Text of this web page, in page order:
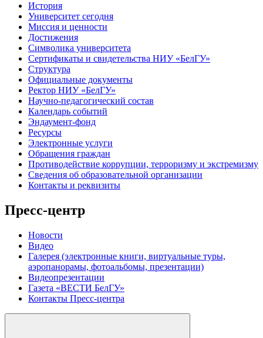
История
Университет сегодня
Миссия и ценности
Достижения
Символика университета
Сертификаты и свидетельства НИУ «БелГУ»
Структура
Официальные документы
Ректор НИУ «БелГУ»
Научно-педагогический состав
Календарь событий
Эндаумент-фонд
Ресурсы
Электронные услуги
Обращения граждан
Противодействие коррупции, терроризму и экстремизму
Сведения об образовательной организации
Контакты и реквизиты
Пресс-центр
Новости
Видео
Галерея (электронные книги, виртуальные туры,
аэропанорамы, фотоальбомы, презентации)
Видеопрезентации
Газета «ВЕСТИ БелГУ»
Контакты Пресс-центра